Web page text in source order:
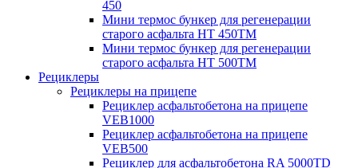
450
Мини термос бункер для регенерации
старого асфальта НТ 450ТМ
Мини термос бункер для регенерации
старого асфальта НТ 500ТМ
Рециклеры
Рециклеры на прицепе
Рециклер асфальтобетона на прицепе
VEB1000
Рециклер асфальтобетона на прицепе
VEB500
Рециклер для асфальтобетона RA 5000TD